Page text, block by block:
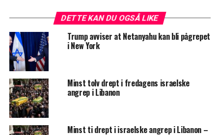
DETTE KAN DU OGSÅ LIKE
Trump avviser at Netanyahu kan bli pågrepet
i New York
Minst tolv drept i fredagens israelske
angrep i Libanon
Minst ti drept i israelske angrep i Libanon –